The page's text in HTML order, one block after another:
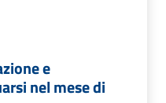
e
nel mese di